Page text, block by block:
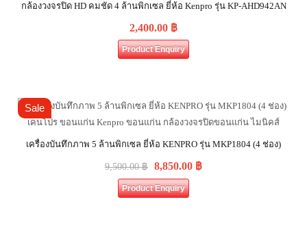
กล้องวงจรปิด HD คมชัด 4 ล้านพิกเซล ยี่ห้อ Kenpro รุ่น KP-AHD942AN
2,400.00 ฿
Product Enquiry
Sale
เครื่องบันทึกภาพ 5 ล้านพิกเซล ยี่ห้อ KENPRO รุ่น MKP1804 (4 ช่อง)
9,500.00฿ 8,850.00 ฿
Product Enquiry